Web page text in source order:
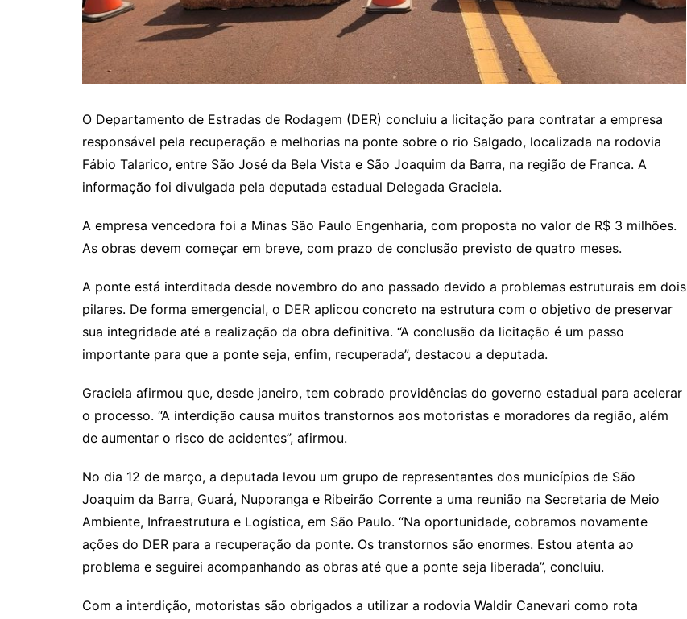
O Departamento de Estradas de Rodagem (DER) concluiu a licitação para contratar a empresa
responsável pela recuperação e melhorias na ponte sobre o rio Salgado, localizada na rodovia
Fábio Talarico, entre São José da Bela Vista e São Joaquim da Barra, na região de Franca. A
informação foi divulgada pela deputada estadual Delegada Graciela.
A empresa vencedora foi a Minas São Paulo Engenharia, com proposta no valor de R$ 3 milhões.
As obras devem começar em breve, com prazo de conclusão previsto de quatro meses.
A ponte está interditada desde novembro do ano passado devido a problemas estruturais em dois
pilares. De forma emergencial, o DER aplicou concreto na estrutura com o objetivo de preservar
sua integridade até a realização da obra definitiva. “A conclusão da licitação é um passo
importante para que a ponte seja, enfim, recuperada”, destacou a deputada.
Graciela afirmou que, desde janeiro, tem cobrado providências do governo estadual para acelerar
o processo. “A interdição causa muitos transtornos aos motoristas e moradores da região, além
de aumentar o risco de acidentes”, afirmou.
No dia 12 de março, a deputada levou um grupo de representantes dos municípios de São
Joaquim da Barra, Guará, Nuporanga e Ribeirão Corrente a uma reunião na Secretaria de Meio
Ambiente, Infraestrutura e Logística, em São Paulo. “Na oportunidade, cobramos novamente
ações do DER para a recuperação da ponte. Os transtornos são enormes. Estou atenta ao
problema e seguirei acompanhando as obras até que a ponte seja liberada”, concluiu.
Com a interdição, motoristas são obrigados a utilizar a rodovia Waldir Canevari como rota